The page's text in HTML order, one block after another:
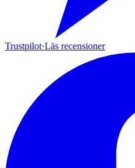
Trustpilot·Läs recensioner